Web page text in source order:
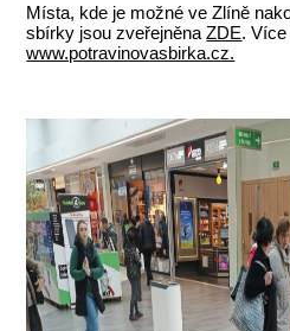
Místa, kde je možné ve Zlíně
sbírky jsou zveřejněnaZDE.
www.potravinovasbirka.cz.